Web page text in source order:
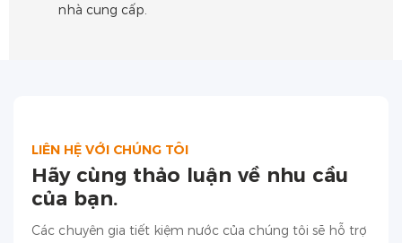
nhà cung cấp.
LIÊN HỆ VỚI CHÚNG TÔI
Hãy cùng thảo luận về nhu cầu
của bạn.
Các chuyên gia tiết kiệm nước của chúng tôi sẽ hỗ trợ